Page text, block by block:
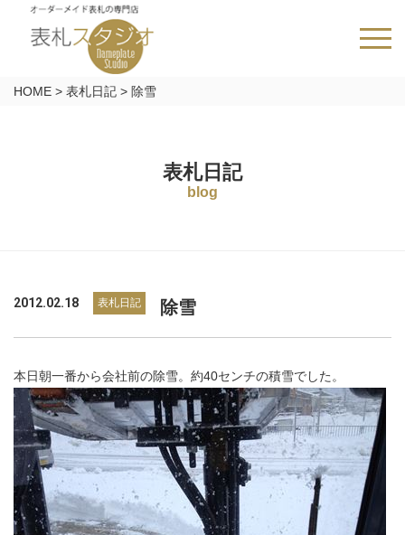
HOME > 表札日記 > 除雪
表札日記
blog
2012.02.18 表札日記 除雪
本日朝一番から会社前の除雪。約40センチの積雪でした。